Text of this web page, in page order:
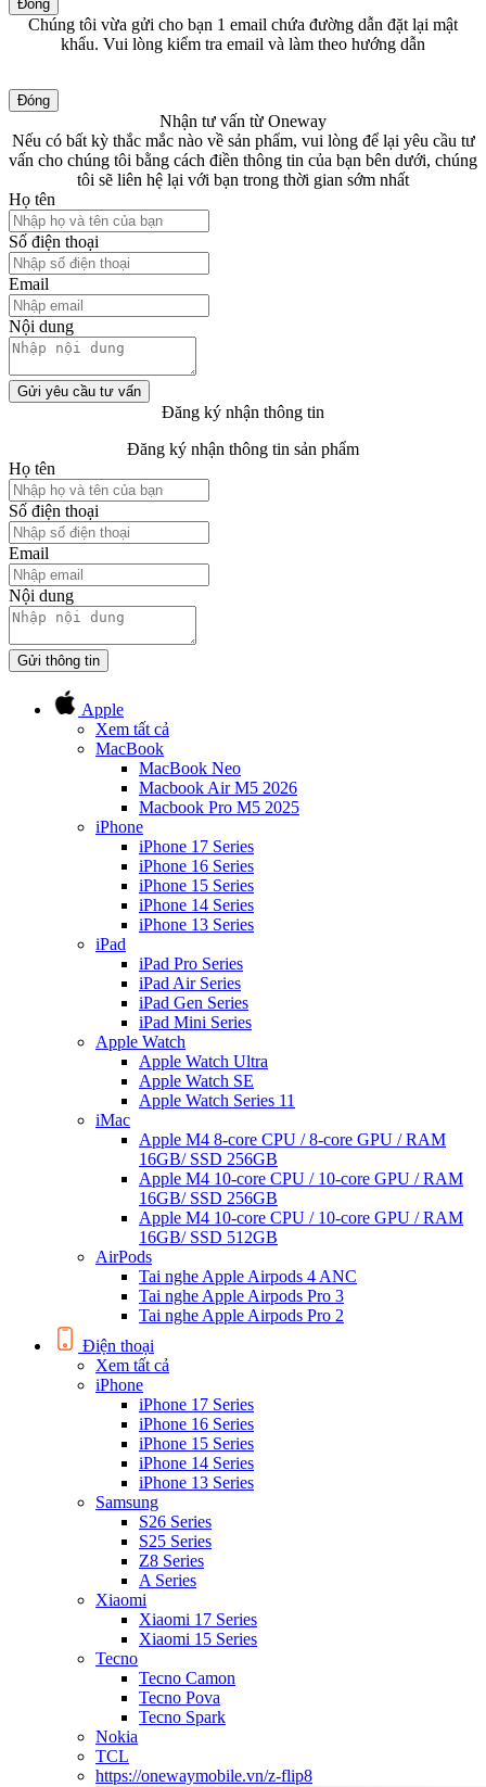
Đóng
Chúng tôi vừa gửi cho bạn 1 email chứa đường dẫn đặt lại mật
khẩu. Vui lòng kiểm tra email và làm theo hướng dẫn
Đóng
Nhận tư vấn từ Oneway
Nếu có bất kỳ thắc mắc nào về sản phẩm, vui lòng để lại yêu cầu tư
vấn cho chúng tôi bằng cách điền thông tin của bạn bên dưới, chúng
tôi sẽ liên hệ lại với bạn trong thời gian sớm nhất
Họ tên
Số điện thoại
Email
Nội dung
Gửi yêu cầu tư vấn
Đăng ký nhận thông tin
Đăng ký nhận thông tin sản phẩm
Họ tên
Số điện thoại
Email
Nội dung
Gửi thông tin
Apple
Xem tất cả
MacBook
MacBook Neo
Macbook Air M5 2026
Macbook Pro M5 2025
iPhone
iPhone 17 Series
iPhone 16 Series
iPhone 15 Series
iPhone 14 Series
iPhone 13 Series
iPad
iPad Pro Series
iPad Air Series
iPad Gen Series
iPad Mini Series
Apple Watch
Apple Watch Ultra
Apple Watch SE
Apple Watch Series 11
iMac
Apple M4 8-core CPU / 8-core GPU / RAM
16GB/ SSD 256GB
Apple M4 10-core CPU / 10-core GPU / RAM
16GB/ SSD 256GB
Apple M4 10-core CPU / 10-core GPU / RAM
16GB/ SSD 512GB
AirPods
Tai nghe Apple Airpods 4 ANC
Tai nghe Apple Airpods Pro 3
Tai nghe Apple Airpods Pro 2
Điện thoại
Xem tất cả
iPhone
iPhone 17 Series
iPhone 16 Series
iPhone 15 Series
iPhone 14 Series
iPhone 13 Series
Samsung
S26 Series
S25 Series
Z8 Series
A Series
Xiaomi
Xiaomi 17 Series
Xiaomi 15 Series
Tecno
Tecno Camon
Tecno Pova
Tecno Spark
Nokia
TCL
https://onewaymobile.vn/z-flip8